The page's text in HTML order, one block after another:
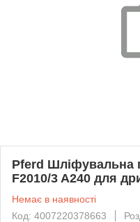
Pferd Шліфувальна
F2010/3 A240 для
Немає в наявності
Код: 4007220378663